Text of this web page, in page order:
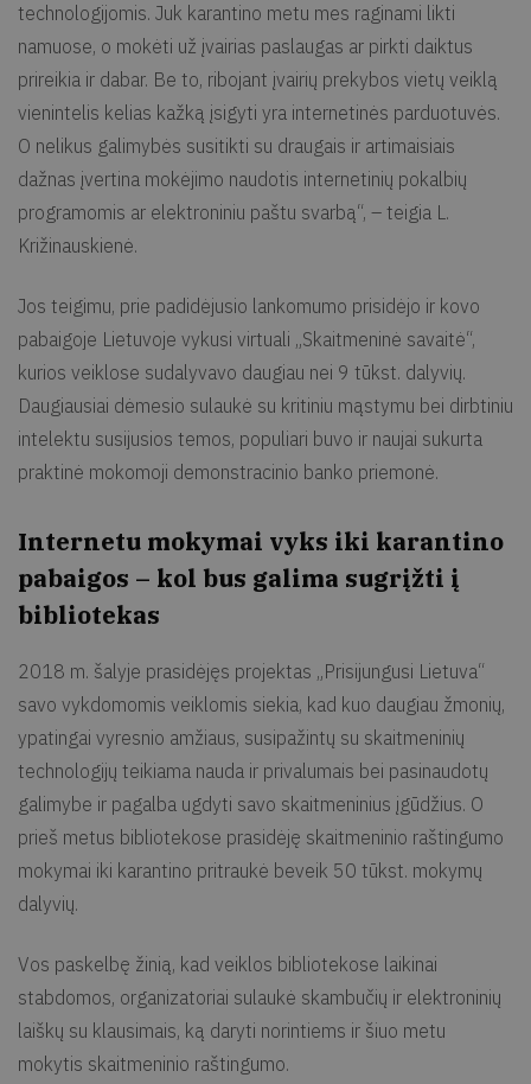
technologijomis. Juk karantino metu mes raginami likti
namuose, o mokėti už įvairias paslaugas ar pirkti daiktus
prireikia ir dabar. Be to, ribojant įvairių prekybos vietų veiklą
vienintelis kelias kažką įsigyti yra internetinės parduotuvės.
O nelikus galimybės susitikti su draugais ir artimaisiais
dažnas įvertina mokėjimo naudotis internetinių pokalbių
programomis ar elektroniniu paštu svarbą“, – teigia L.
Križinauskienė.
Jos teigimu, prie padidėjusio lankomumo prisidėjo ir kovo
pabaigoje Lietuvoje vykusi virtuali „Skaitmeninė savaitė“,
kurios veiklose sudalyvavo daugiau nei 9 tūkst. dalyvių.
Daugiausiai dėmesio sulaukė su kritiniu mąstymu bei dirbtiniu
intelektu susijusios temos, populiari buvo ir naujai sukurta
praktinė mokomoji demonstracinio banko priemonė.
Internetu mokymai vyks iki karantino
pabaigos – kol bus galima sugrįžti į
bibliotekas
2018 m. šalyje prasidėjęs projektas „Prisijungusi Lietuva“
savo vykdomomis veiklomis siekia, kad kuo daugiau žmonių,
ypatingai vyresnio amžiaus, susipažintų su skaitmeninių
technologijų teikiama nauda ir privalumais bei pasinaudotų
galimybe ir pagalba ugdyti savo skaitmeninius įgūdžius. O
prieš metus bibliotekose prasidėję skaitmeninio raštingumo
mokymai iki karantino pritraukė beveik 50 tūkst. mokymų
dalyvių.
Vos paskelbę žinią, kad veiklos bibliotekose laikinai
stabdomos, organizatoriai sulaukė skambučių ir elektroninių
laiškų su klausimais, ką daryti norintiems ir šiuo metu
mokytis skaitmeninio raštingumo.